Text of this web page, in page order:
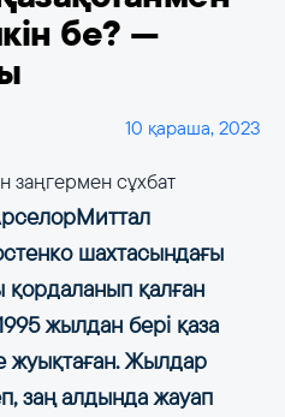
бе? —
10 қараша, 2023
заңгермен сұхбат
шахтасындағы
қалған
жылдан бері қаза
жуықтаған. Жылдар
заң алдында жауап